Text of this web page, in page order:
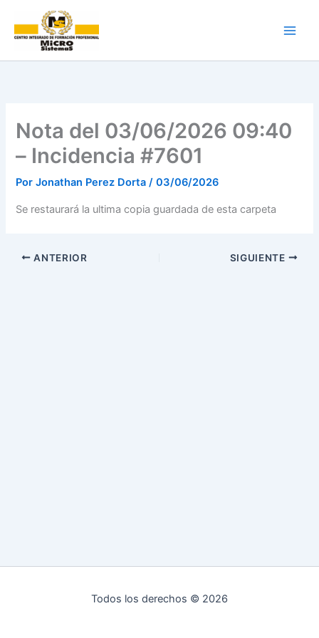
contenido
Nota del 03/06/2026 09:40
– Incidencia #7601
PorJonathan Perez Dorta/03/06/2026
Se restaurará la ultima copia guardada de esta carpeta
ANTERIOR SIGUIENTE
Todos los derechos © 2026